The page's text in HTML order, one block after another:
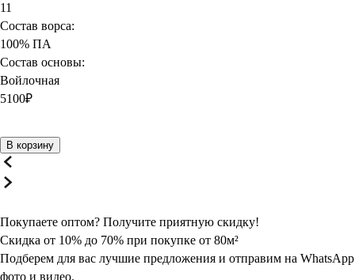
11
Состав ворса:
100% ПА
Состав основы:
Войлочная
5100₽
В корзину
Покупаете оптом? Получите приятную скидку!
Скидка от 10% до 70% при покупке от 80м²
Подберем для вас лучшие предложения и отправим на WhatsApp
фото и видео.